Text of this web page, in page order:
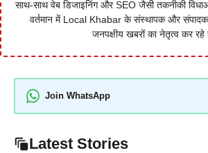
साथ-साथ वेब डिजाइनिंग और SEO जैसी तकनीकी
वर्तमान में Local Khabar के संस्थापक और
जनपक्षीय खबरों का नेतृत्व कर रहे
Join WhatsApp
Latest Stories